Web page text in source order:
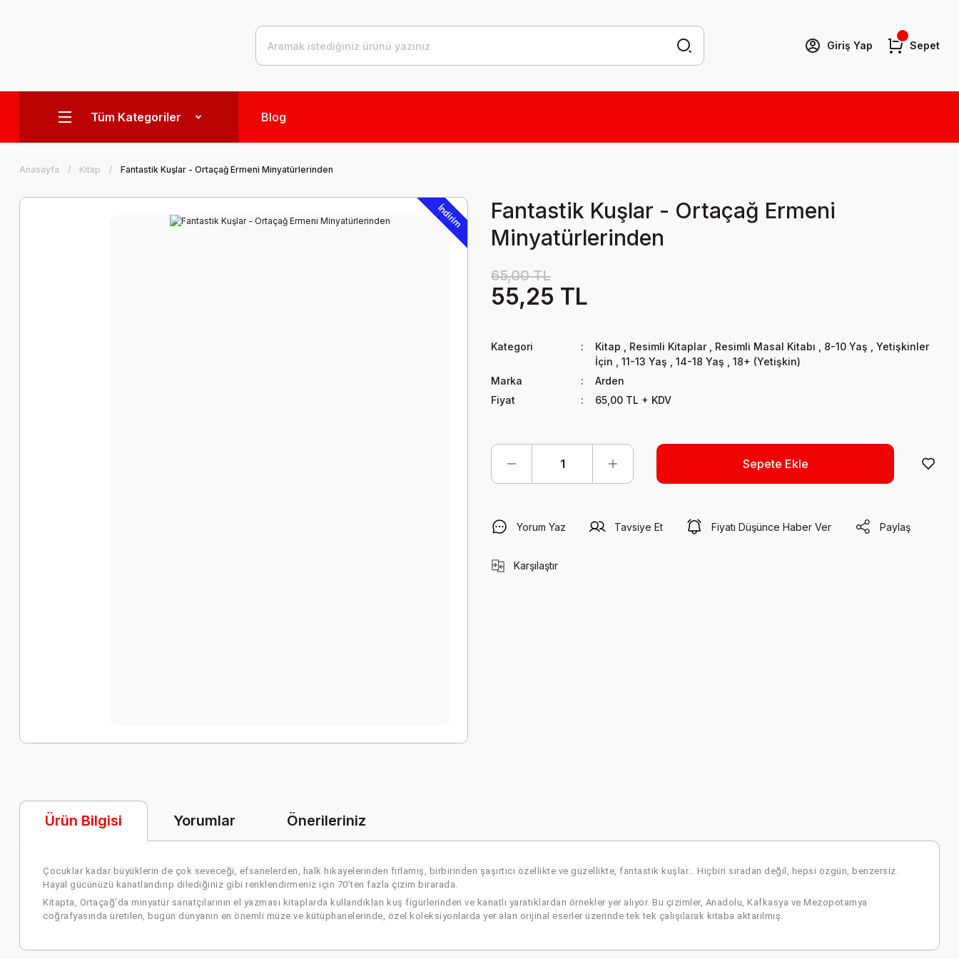
Giriş Yap Sepet
Tüm Kategoriler Blog
Anasayfa Kitap Fantastik Kuşlar - Ortaçağ Ermeni Minyatürlerinden
İndirim
Fantastik Kuşlar - Ortaçağ Ermeni
Minyatürlerinden
65,00 TL
55,25 TL
Kategori Kitap Resimli Kitaplar Resimli Masal Kitabı 8-10 Yaş
Yetişkinler
İçin
11-13 Yaş 14-18 Yaş
18+ (Yetişkin)
Marka
Arden
Fiyat
65,00 TL + KDV
Sepete Ekle
Yorum Yaz Tavsiye Et Fiyatı Düşünce Haber Ver Paylaş
Karşılaştır
Ürün Bilgisi Yorumlar Önerileriniz
Çocuklar kadar büyüklerin de çok seveceği, efsanelerden, halk hikayelerinden fırlamış, birbirinden şaşırtıcı özellikte ve güzellikte, fantastik kuşlar… Hiçbiri sıradan değil, hepsi özgün, benzersiz.
Hayal gücünüzü kanatlandırıp dilediğiniz gibi renklendirmeniz için 70’ten fazla çizim birarada.
Kitapta, Ortaçağ’da minyatür sanatçılarının el yazması kitaplarda kullandıkları kuş figürlerinden ve kanatlı yaratıklardan örnekler yer alıyor. Bu çizimler, Anadolu, Kafkasya ve Mezopotamya
coğrafyasında üretilen, bugün dünyanın en önemli müze ve kütüphanelerinde, özel koleksiyonlarda yer alan orijinal eserler üzerinde tek tek çalışılarak kitaba aktarılmış.